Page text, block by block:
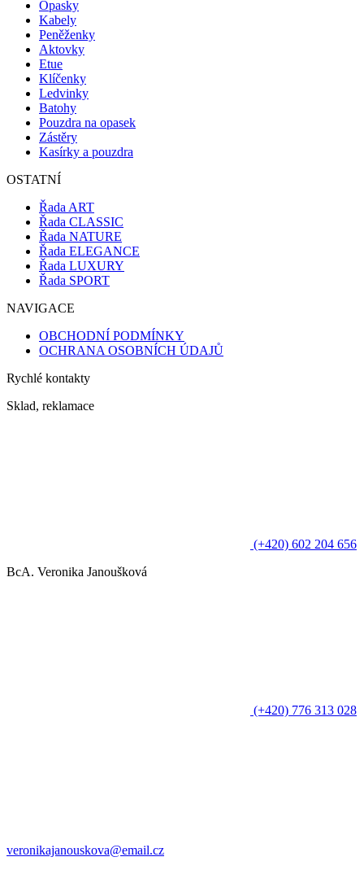
Opasky
Kabely
Peněženky
Aktovky
Etue
Klíčenky
Ledvinky
Batohy
Pouzdra na opasek
Zástěry
Kasírky a pouzdra
OSTATNÍ
Řada ART
Řada CLASSIC
Řada NATURE
Řada ELEGANCE
Řada LUXURY
Řada SPORT
NAVIGACE
OBCHODNÍ PODMÍNKY
OCHRANA OSOBNÍCH ÚDAJŮ
Rychlé kontakty
Sklad, reklamace
(+420) 602 204 656
BcA. Veronika Janoušková
(+420) 776 313 028
veronikajanouskova@email.cz